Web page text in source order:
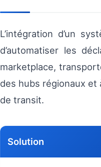
L’intégration d’un
d’automatiser les
marketplace,
des hubs régionaux
de transit.
Solution